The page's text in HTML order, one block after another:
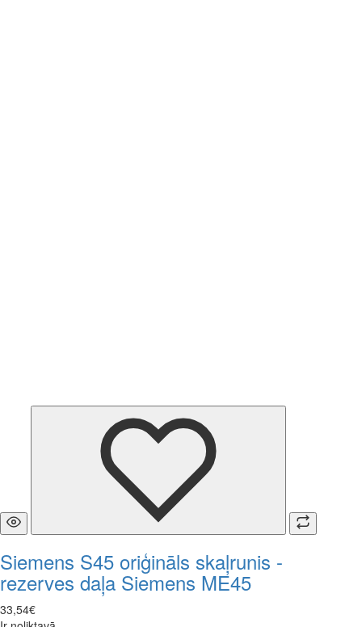
Siemens S45 oriģināls skaļrunis -
rezerves daļa Siemens ME45
33,54€